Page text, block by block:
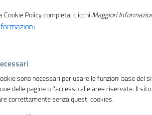
entro l’11
Cookie Policy completa, clicchi Maggiori
sono necessari per usare le funzioni base del
delle pagine o l'accesso alle aree riservate. Il
correttamente senza questi cookies.